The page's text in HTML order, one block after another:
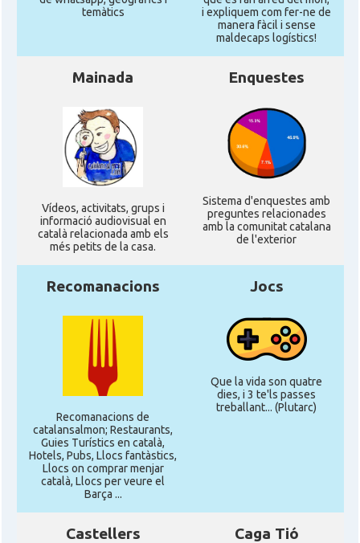
temàtics
i expliquem com fer-ne de
manera fàcil i sense
maldecaps logí­stics!
Mainada
Ví­deos, activitats, grups i
informació audiovisual en
català relacionada amb els
més petits de la casa.
Enquestes
Sistema d'enquestes amb
preguntes relacionades
amb la comunitat catalana
de l'exterior
Recomanacions
Recomanacions de
catalansalmon; Restaurants,
Guies Turístics en català,
Hotels, Pubs, Llocs fantàstics,
Llocs on comprar menjar
català, Llocs per veure el
Barça ...
Jocs
Que la vida son quatre
dies, i 3 te'ls passes
treballant... (Plutarc)
Castellers Caga Tió